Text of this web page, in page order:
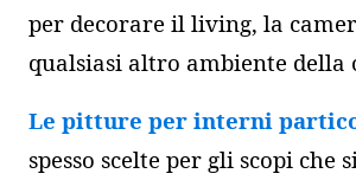
per decorare il living, la
qualsiasi altro ambiente della
Le pitture per interni
spesso scelte per gli scopi che